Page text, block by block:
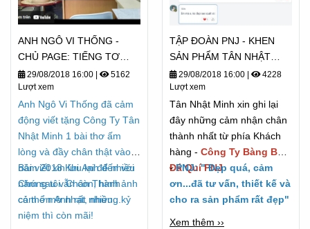
ANH NGÔ VI THỐNG -
CHỦ PAGE: TIẾNG TƠ
LÒNG CẢM NHẬN - TỪ
2018
29/08/2018 16:00
5162
Lượt xem
Anh Ngô Vi Thống đã cảm
động viết tặng Công Ty Tân
Nhật Minh 1 bài thơ ấm
lòng và đầy chân thật vào
năm 2018 Khi Anh đến với
Chúng tôi. Chân Thành
cảm ơn Anh rất nhiều...
Bài viết xin lưu lại để nhiều
năm sau vẫn còn, hình ảnh
có thể mờ nhạt, nhưng kỷ
niệm thì còn mãi!
TẬP ĐOÀN PNJ - KHEN
SẢN PHẨM TÂN NHẬT
MINH "ĐẸP QUÁ"
29/08/2018 16:00
4228
Lượt xem
Tân Nhật Minh xin ghi lại
đây những cảm nhận chân
thành nhất từ phía Khách
hàng - Công Ty Bàng Bạc
Đá Quí PNJ
-PNJ: " Đẹp quá, cảm
ơn...đã tư vấn, thiết kế và
cho ra sản phẩm rất đẹp"
Xem thêm ››